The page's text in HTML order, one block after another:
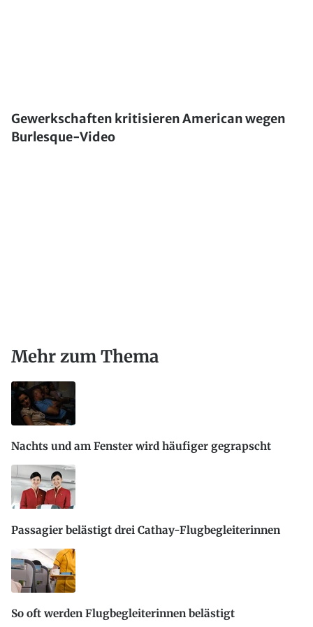
Gewerkschaften kritisieren American wegen
Burlesque-Video
Mehr zum Thema
Nachts und am Fenster wird häufiger gegrapscht
Passagier belästigt drei Cathay-Flugbegleiterinnen
So oft werden Flugbegleiterinnen belästigt